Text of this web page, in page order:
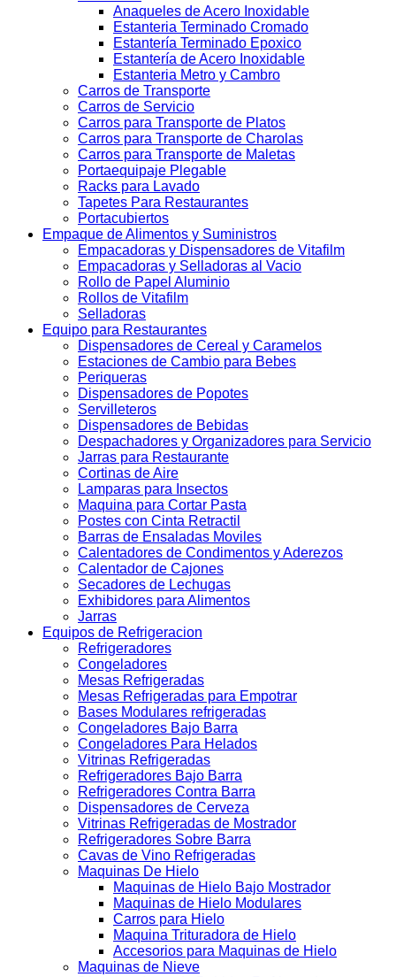
Anaqueles de Acero Inoxidable
Estanteria Terminado Cromado
Estantería Terminado Epoxico
Estantería de Acero Inoxidable
Estanteria Metro y Cambro
Carros de Transporte
Carros de Servicio
Carros para Transporte de Platos
Carros para Transporte de Charolas
Carros para Transporte de Maletas
Portaequipaje Plegable
Racks para Lavado
Tapetes Para Restaurantes
Portacubiertos
Empaque de Alimentos y Suministros
Empacadoras y Dispensadores de Vitafilm
Empacadoras y Selladoras al Vacio
Rollo de Papel Aluminio
Rollos de Vitafilm
Selladoras
Equipo para Restaurantes
Dispensadores de Cereal y Caramelos
Estaciones de Cambio para Bebes
Periqueras
Dispensadores de Popotes
Servilleteros
Dispensadores de Bebidas
Despachadores y Organizadores para Servicio
Jarras para Restaurante
Cortinas de Aire
Lamparas para Insectos
Maquina para Cortar Pasta
Postes con Cinta Retractil
Barras de Ensaladas Moviles
Calentadores de Condimentos y Aderezos
Calentador de Cajones
Secadores de Lechugas
Exhibidores para Alimentos
Jarras
Equipos de Refrigeracion
Refrigeradores
Congeladores
Mesas Refrigeradas
Mesas Refrigeradas para Empotrar
Bases Modulares refrigeradas
Congeladores Bajo Barra
Congeladores Para Helados
Vitrinas Refrigeradas
Refrigeradores Bajo Barra
Refrigeradores Contra Barra
Dispensadores de Cerveza
Vitrinas Refrigeradas de Mostrador
Refrigeradores Sobre Barra
Cavas de Vino Refrigeradas
Maquinas De Hielo
Maquinas de Hielo Bajo Mostrador
Maquinas de Hielo Modulares
Carros para Hielo
Maquina Trituradora de Hielo
Accesorios para Maquinas de Hielo
Maquinas de Nieve